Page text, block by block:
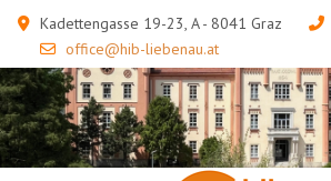
Kadettengasse 19-23, A - 8041 Graz
office@hib-liebenau.at